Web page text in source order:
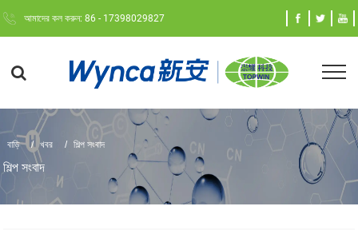
আমাদের কল করুন: 86 - 17398029827
বাড়ি খবর শিল্প সংবাদ
শিল্প সংবাদ